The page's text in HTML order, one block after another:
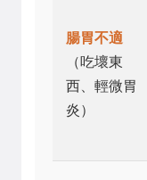
腸胃不適
（吃壞東
西、輕微胃
炎）